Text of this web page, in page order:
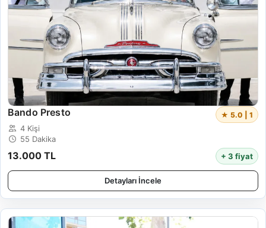
Bando Presto ★ 5.0 | 1
4 Kişi
55 Dakika
13.000 TL + 3 fiyat
Detayları İncele